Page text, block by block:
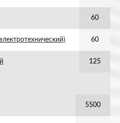
60
60
125
5500